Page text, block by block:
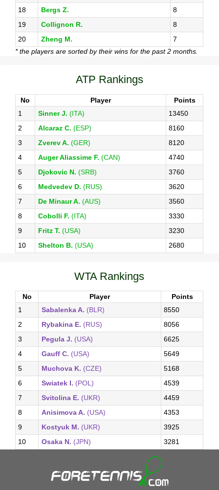
18
Bergs Z.
8
19
Collignon R.
8
20
Zheng M.
7
* the players are sorted by their wins for the past 2 months.
ATP Rankings
No Player
Points
1
Sinner J. (ITA)
13450
2
Alcaraz C. (ESP)
8160
3
Zverev A. (GER)
8120
4
Auger Aliassime F. (CAN)
4740
5
Djokovic N. (SRB)
3760
6
Medvedev D. (RUS)
3620
7
De Minaur A. (AUS)
3560
8
Cobolli F. (ITA)
3330
9
Fritz T. (USA)
3230
10
Shelton B. (USA) 2680
WTA Rankings
No Player
Points
1
Sabalenka A. (BLR)
8550
2
Rybakina E. (RUS)
8056
3
Pegula J. (USA)
6625
4
Gauff C. (USA)
5649
5
Muchova K. (CZE)
5168
6
Swiatek I. (POL)
4539
7
Svitolina E. (UKR)
4459
8
Anisimova A. (USA)
4353
9
Kostyuk M. (UKR)
3925
10
Osaka N. (JPN) 3281